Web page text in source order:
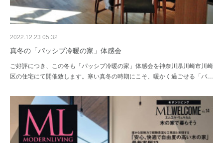
2022.12.23 05:32
真冬の「パッシブ冷暖の家」体感会
ご好評につき、この冬も「パッシブ冷暖の家」体感会を神奈川県川崎市川崎
区の住宅にて開催致します。寒い真冬の時期にこそ、暖かく過ごせる「パ…